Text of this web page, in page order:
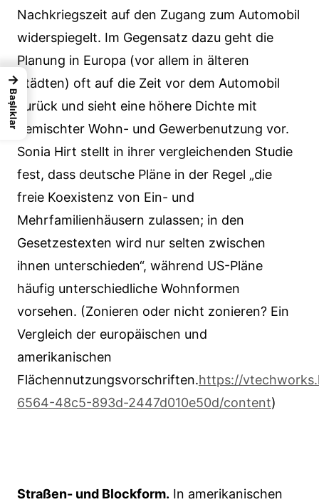
Nachkriegszeit auf den Zugang zum Automobil
widerspiegelt. Im Gegensatz dazu geht die
Planung in Europa (vor allem in älteren
Städten) oft auf die Zeit vor dem Automobil
zurück und sieht eine höhere Dichte mit
gemischter Wohn- und Gewerbenutzung vor.
Sonia Hirt stellt in ihrer vergleichenden Studie
fest, dass deutsche Pläne in der Regel „die
freie Koexistenz von Ein- und
Mehrfamilienhäusern zulassen; in den
Gesetzestexten wird nur selten zwischen
ihnen unterschieden“, während US-Pläne
häufig unterschiedliche Wohnformen
vorsehen. (Zonieren oder nicht zonieren? Ein
Vergleich der europäischen und
amerikanischen
Flächennutzungsvorschriften.https://
6564-48c5-893d-2447d010e50d/content)
Straßen- und Blockform. In amerikanischen
→
Başlıklar